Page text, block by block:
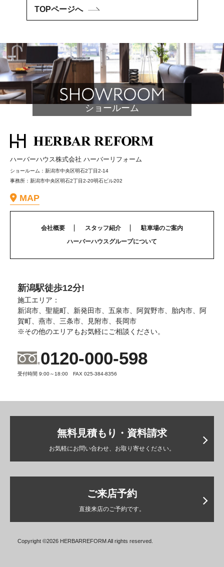
TOPページへ
ショールーム
ハーバーハウス株式会社 ハーバーリフォーム
ショールーム：新潟市中央区明石2丁目2-14
事務所：新潟市中央区明石2丁目2-20明石ビル202
MAP
会社概要 スタッフ紹介
駐車場のご案内
ハーバーハウスグループについて
新潟駅徒歩12分!
施工エリア：
新潟市、聖籠町、新発田市、五泉市、阿賀野市、胎内市、阿
賀町、燕市、三条市、見附市、長岡市
※その他のエリアもお気軽にご相談ください。
0120-000-598
受付時間 9:00～18:00 FAX 025-384-8356
ご来店予約
直接来店のご予約です。
無料見積もり・資料請求
お気軽にお問い合わせ、お取り寄せください。
Copyright ©2026 HERBARREFORM All rights reserved.